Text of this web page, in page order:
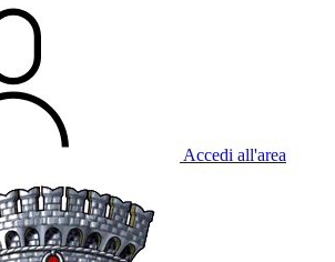
Accedi all'area